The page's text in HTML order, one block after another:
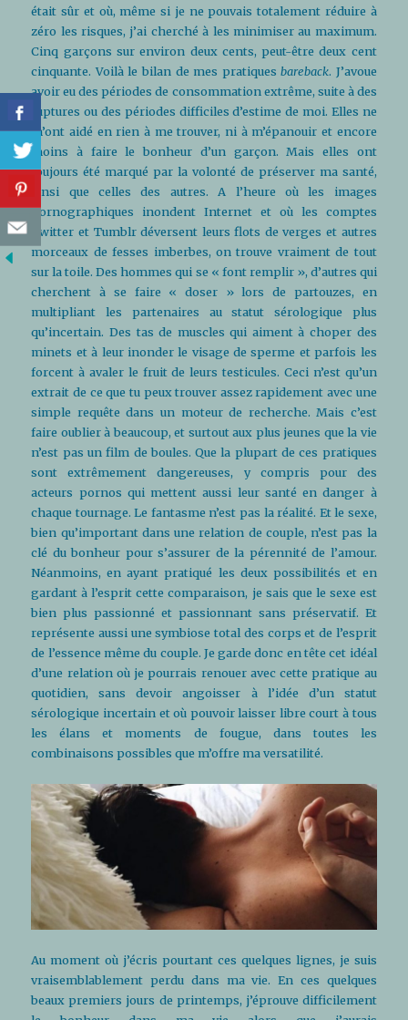
était sûr et où, même si je ne pouvais totalement réduire à
zéro les risques, j’ai cherché à les minimiser au maximum.
Cinq garçons sur environ deux cents, peut-être deux cent
cinquante. Voilà le bilan de mes pratiquesbareback. J’avoue
avoir eu des périodes de consommation extrême, suite à des
ruptures ou des périodes difficiles d’estime de moi. Elles ne
m’ont aidé en rien à me trouver, ni à m’épanouir et encore
moins à faire le bonheur d’un garçon. Mais elles ont
toujours été marqué par la volonté de préserver ma santé,
ainsi que celles des autres. A l’heure où les images
pornographiques inondent Internet et où les comptes
Twitter et Tumblr déversent leurs flots de verges et autres
morceaux de fesses imberbes, on trouve vraiment de tout
sur la toile. Des hommes qui se « font remplir », d’autres qui
cherchent à se faire « doser » lors de partouzes, en
multipliant les partenaires au statut sérologique plus
qu’incertain. Des tas de muscles qui aiment à choper des
minets et à leur inonder le visage de sperme et parfois les
forcent à avaler le fruit de leurs testicules. Ceci n’est qu’un
extrait de ce que tu peux trouver assez rapidement avec une
simple requête dans un moteur de recherche. Mais c’est
faire oublier à beaucoup, et surtout aux plus jeunes que la vie
n’est pas un film de boules. Que la plupart de ces pratiques
sont extrêmement dangereuses, y compris pour des
acteurs pornos qui mettent aussi leur santé en danger à
chaque tournage. Le fantasme n’est pas la réalité. Et le sexe,
bien qu’important dans une relation de couple, n’est pas la
clé du bonheur pour s’assurer de la pérennité de l’amour.
Néanmoins, en ayant pratiqué les deux possibilités et en
gardant à l’esprit cette comparaison, je sais que le sexe est
bien plus passionné et passionnant sans préservatif. Et
représente aussi une symbiose total des corps et de l’esprit
de l’essence même du couple. Je garde donc en tête cet idéal
d’une relation où je pourrais renouer avec cette pratique au
quotidien, sans devoir angoisser à l’idée d’un statut
sérologique incertain et où pouvoir laisser libre court à tous
les élans et moments de fougue, dans toutes les
combinaisons possibles que m’offre ma versatilité.
Au moment où j’écris pourtant ces quelques lignes, je suis
vraisemblablement perdu dans ma vie. En ces quelques
beaux premiers jours de printemps, j’éprouve difficilement